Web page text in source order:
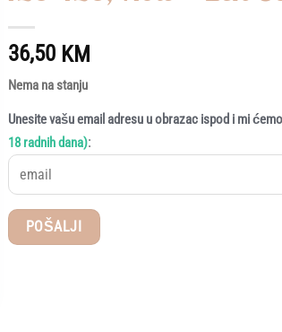
36,50 KM
Nema na stanju
Unesite vašu email adresu u obrazac ispod i mi
18 radnih dana):